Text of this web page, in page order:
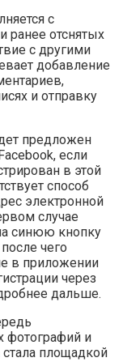
с
ранее отснятых
с другими
добавление
и отправку
предложен
если
в этой
способ
электронной
случае
синюю кнопку
чего
в приложении
через
дальше.
фотографий и
площадкой